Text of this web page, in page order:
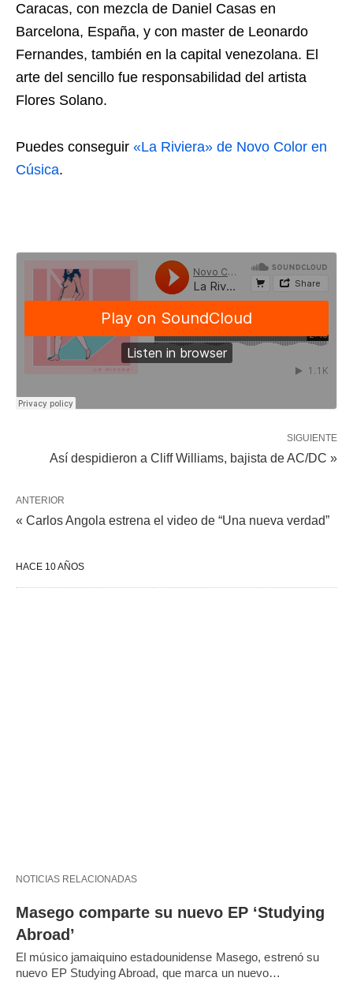
Caracas, con mezcla de Daniel Casas en
Barcelona, España, y con master de Leonardo
Fernandes, también en la capital venezolana. El
arte del sencillo fue responsabilidad del artista
Flores Solano.
Puedes conseguir «La Riviera» de Novo Color en
Cúsica.
SIGUIENTE
Así despidieron a Cliff Williams, bajista de AC/DC »
ANTERIOR
« Carlos Angola estrena el video de “Una nueva verdad”
HACE 10 AÑOS
NOTICIAS RELACIONADAS
Masego comparte su nuevo EP ‘Studying
Abroad’
El músico jamaiquino estadounidense Masego, estrenó su
nuevo EP Studying Abroad, que marca un nuevo…